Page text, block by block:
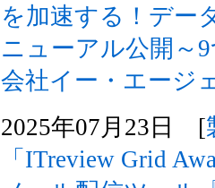
を加速する！デー
ニューアル公開～
会社イー・エージ
2025年07月23日 [
「ITreview Grid